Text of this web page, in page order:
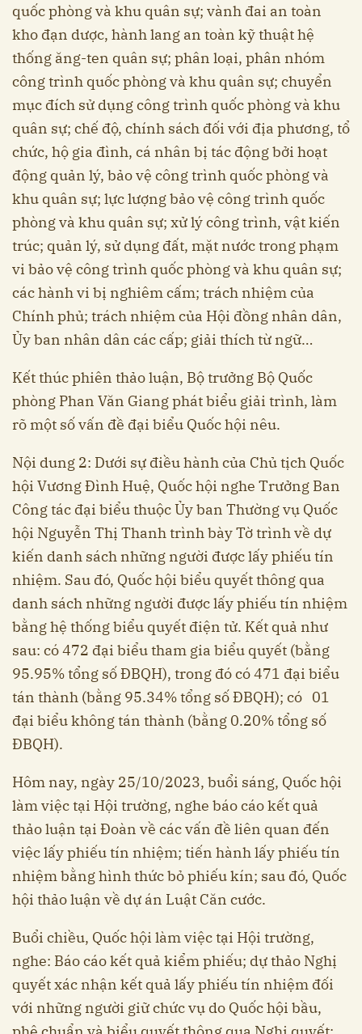
quốc phòng và khu quân sự; vành đai an toàn
kho đạn dược, hành lang an toàn kỹ thuật hệ
thống ăng-ten quân sự; phân loại, phân nhóm
công trình quốc phòng và khu quân sự; chuyển
mục đích sử dụng công trình quốc phòng và khu
quân sự; chế độ, chính sách đối với địa phương, tổ
chức, hộ gia đình, cá nhân bị tác động bởi hoạt
động quản lý, bảo vệ công trình quốc phòng và
khu quân sự; lực lượng bảo vệ công trình quốc
phòng và khu quân sự; xử lý công trình, vật kiến
trúc; quản lý, sử dụng đất, mặt nước trong phạm
vi bảo vệ công trình quốc phòng và khu quân sự;
các hành vi bị nghiêm cấm; trách nhiệm của
Chính phủ; trách nhiệm của Hội đồng nhân dân,
Ủy ban nhân dân các cấp; giải thích từ ngữ…
Kết thúc phiên thảo luận, Bộ trưởng Bộ Quốc
phòng Phan Văn Giang phát biểu giải trình, làm
rõ một số vấn đề đại biểu Quốc hội nêu.
Nội dung 2: Dưới sự điều hành của Chủ tịch Quốc
hội Vương Đình Huệ, Quốc hội nghe Trưởng Ban
Công tác đại biểu thuộc Ủy ban Thường vụ Quốc
hội Nguyễn Thị Thanh trình bày Tờ trình về dự
kiến danh sách những người được lấy phiếu tín
nhiệm. Sau đó, Quốc hội biểu quyết thông qua
danh sách những người được lấy phiếu tín nhiệm
bằng hệ thống biểu quyết điện tử. Kết quả như
sau: có 472 đại biểu tham gia biểu quyết (bằng
95.95% tổng số ĐBQH), trong đó có 471 đại biểu
tán thành (bằng 95.34% tổng số ĐBQH); có 01
đại biểu không tán thành (bằng 0.20% tổng số
ĐBQH).
Hôm nay, ngày 25/10/2023, buổi sáng, Quốc hội
làm việc tại Hội trường, nghe báo cáo kết quả
thảo luận tại Đoàn về các vấn đề liên quan đến
việc lấy phiếu tín nhiệm; tiến hành lấy phiếu tín
nhiệm bằng hình thức bỏ phiếu kín; sau đó, Quốc
hội thảo luận về dự án Luật Căn cước.
Buổi chiều, Quốc hội làm việc tại Hội trường,
nghe: Báo cáo kết quả kiểm phiếu; dự thảo Nghị
quyết xác nhận kết quả lấy phiếu tín nhiệm đối
với những người giữ chức vụ do Quốc hội bầu,